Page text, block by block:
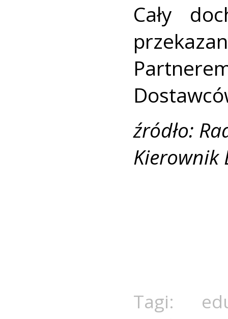
Cały
źródło:
Kierownik
Tagi: